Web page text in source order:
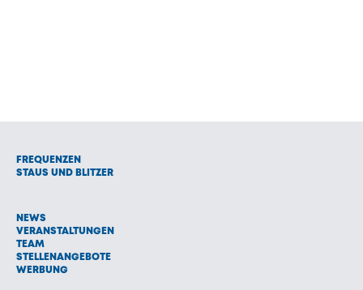
FREQUENZEN
STAUS UND BLITZER
NEWS
VERANSTALTUNGEN
TEAM
STELLENANGEBOTE
WERBUNG